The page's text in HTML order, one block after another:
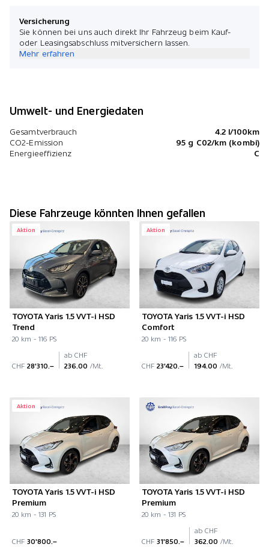
Versicherung
Sie können bei uns auch direkt Ihr Fahrzeug beim Kauf-
oder Leasingsabschluss mitversichern lassen.
Mehr erfahren
Umwelt- und Energiedaten
Gesamtverbrauch
4.2 l/100km
CO2-Emission
95 g C02/km (kombi)
Energieeffizienz
C
Diese Fahrzeuge könnten Ihnen gefallen
Aktion
TOYOTA Yaris 1.5 VVT-i HSD
Trend
20 km - 116 PS
CHF 28'310.–
ab CHF
236.00 /Mt.
Aktion
TOYOTA Yaris 1.5 VVT-i HSD
Comfort
20 km - 116 PS
CHF 23'420.–
ab CHF
194.00 /Mt.
Aktion
TOYOTA Yaris 1.5 VVT-i HSD
Premium
20 km - 131 PS
CHF 30'800.–
TOYOTA Yaris 1.5 VVT-i HSD
Premium
20 km - 131 PS
CHF 31'850.–
ab CHF
362.00 /Mt.